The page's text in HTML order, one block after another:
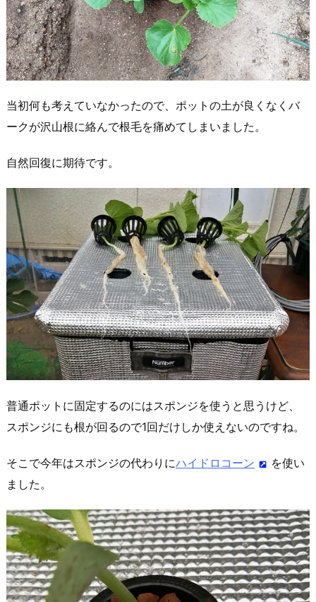
当初何も考えていなかったので、ポットの土が良くなくバ
ークが沢山根に絡んで根毛を痛めてしまいました。
自然回復に期待です。
普通ポットに固定するのにはスポンジを使うと思うけど、
スポンジにも根が回るので1回だけしか使えないのですね。
そこで今年はスポンジの代わりにハイドロコーン
を使い
ました。